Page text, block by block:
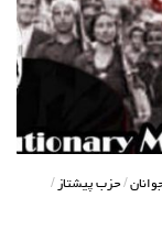
/ حزب پیشتاز /